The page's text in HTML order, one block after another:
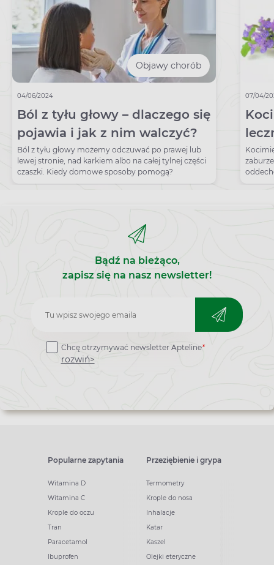
Objawy chorób
04/06/2024
Ból z tyłu głowy – dlaczego się
pojawia i jak z nim walczyć?
Ból z tyłu głowy możemy odczuwać po prawej lub
lewej stronie, nad karkiem albo na całej tylnej części
czaszki. Kiedy domowe sposoby pomogą?
07/04/
Bądź na bieżąco,
zapisz się na nasz newsletter!
Zapisz
do
newslettera
Chcę otrzymywać newsletter Apteline*
rozwiń>
Popularne zapytania
Witamina D
Witamina C
Krople do oczu
Tran
Paracetamol
Ibuprofen
Przeziębienie i grypa
Termometry
Krople do nosa
Inhalacje
Katar
Kaszel
Olejki eteryczne